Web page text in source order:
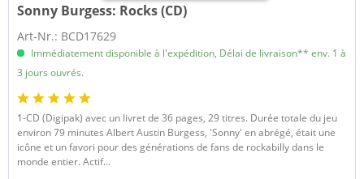
Sonny Burgess: Rocks (CD)
Art-Nr.: BCD17629
Immédiatement disponible à l'expédition, Délai de livraison** env. 1 à
3 jours ouvrés.
1-CD (Digipak) avec un livret de 36 pages, 29 titres. Durée totale du jeu
environ 79 minutes Albert Austin Burgess, 'Sonny' en abrégé, était une
icône et un favori pour des générations de fans de rockabilly dans le
monde entier. Actif...